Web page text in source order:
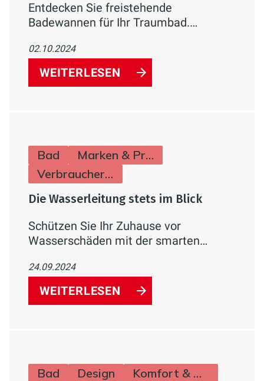
Entdecken Sie freistehende
Badewannen für Ihr Traumbad.
Entspannung. Jetzt Modelle und Tipps
zur Planung erfahren!
02.10.2024
WEITERLESEN
Bad
Marken & Produkte
Verbraucherinfos
Die Wasserleitung stets im Blick
Schützen Sie Ihr Zuhause vor
Wasserschäden mit der smarten
REHAU. Überwachen Sie Ihre
Wasserleitungen effektiv und
sorgenfrei
24.09.2024
WEITERLESEN
Bad Design Komfort & Hygiene